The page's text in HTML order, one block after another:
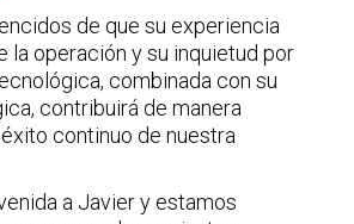
de que su experiencia
la operación y su inquietud por
combinada con su
contribuirá de manera
continuo de nuestra
a Javier y estamos